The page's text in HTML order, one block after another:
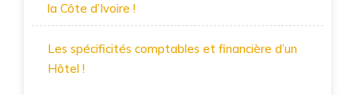
la Côte d’Ivoire !
Les spécificités comptables et financière d’un
Hôtel !